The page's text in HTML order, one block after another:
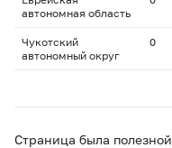
автономная область
Чукотский
автономный округ
0
Страница была